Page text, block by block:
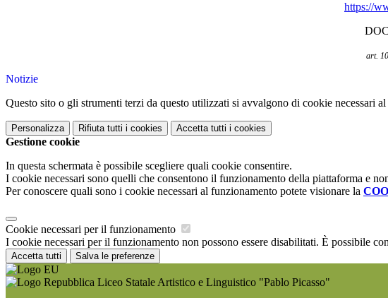
https://
art.
Notizie
Questo sito o gli strumenti terzi da questo utilizzati si avvalgono di cookie necessari
Personalizza Rifiuta tutti i cookies Accetta tutti i cookies
Gestione cookie
In questa schermata è possibile scegliere quali cookie consentire.
I cookie necessari sono quelli che consentono il funzionamento della piattaforma e
Per conoscere quali sono i cookie necessari al funzionamento potete visionare la
Cookie necessari per il funzionamento
I cookie necessari per il funzionamento non possono essere disabilitati. È possibile
Accetta tutti Salva le preferenze
Liceo Statale Artistico e Linguistico "Pablo Picasso"